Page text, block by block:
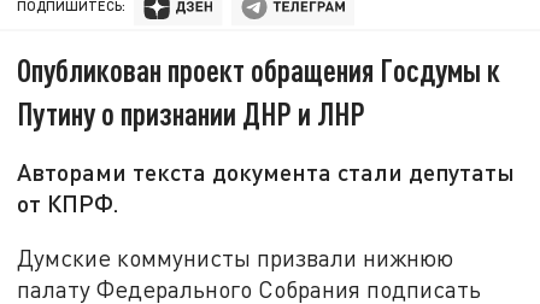
ПОДПИШИТЕСЬ:
Опубликован проект обращения Госдумы к
Путину о признании ДНР и ЛНР
Авторами текста документа стали депутаты
от КПРФ.
Думские коммунисты призвали нижнюю
палату Федерального Собрания подписать